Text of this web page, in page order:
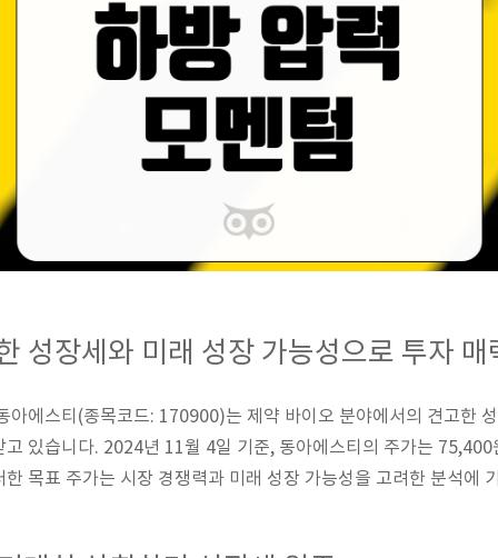
성장세와 미래 성장 가능성으로 투자 매
아에스티(종목코드: 170900)는 제약 바이오 분야에서의 견고한
고 있습니다. 2024년 11월 4일 기준, 동아에스티의 주가는
목표 주가는 시장 경쟁력과 미래 성장 가능성을 고려한 분석에